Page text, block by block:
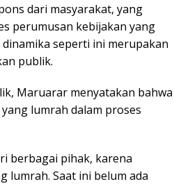
dari masyarakat, yang
perumusan kebijakan yang
seperti ini merupakan
publik.
Maruarar menyatakan bahwa
lumrah dalam proses
berbagai pihak, karena
lumrah. Saat ini belum ada